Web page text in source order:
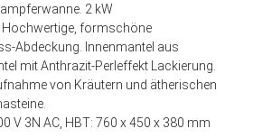
2 kW
formschöne
Abdeckung. Innenmantel aus
mit Anthrazit-Perleffekt Lackierung.
von Kräutern und ätherischen
V 3N AC, HBT: 760 x 450 x 380 mm